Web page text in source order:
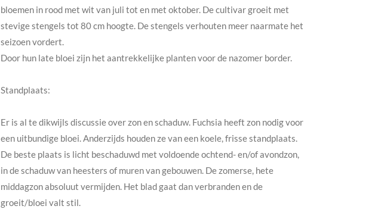
bloemen in rood met wit van juli tot en met oktober. De cultivar groeit met
stevige stengels tot 80 cm hoogte. De stengels verhouten meer naarmate het
seizoen vordert.
Door hun late bloei zijn het aantrekkelijke planten voor de nazomer border.
Standplaats:
Er is al te dikwijls discussie over zon en schaduw. Fuchsia heeft zon nodig voor
een uitbundige bloei. Anderzijds houden ze van een koele, frisse standplaats.
De beste plaats is licht beschaduwd met voldoende ochtend- en/of avondzon,
in de schaduw van heesters of muren van gebouwen. De zomerse, hete
middagzon absoluut vermijden. Het blad gaat dan verbranden en de
groeit/bloei valt stil.